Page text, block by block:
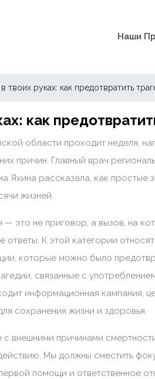
Наши
твоих руках: как предотвратить
как
области проходит неделя,
причин. Главный врач
Яхина рассказала, как простые
жизней.
— это не приговор, а вызов, на
ответы. К этой категории
которые можно было
связанные с
информационная кампания,
сохранения жизни и здоровья.
с внешними причинами
Мы должны сместить
помощи и ответственное